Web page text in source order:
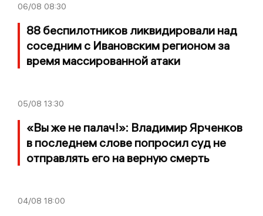
06/08 08:30
88 беспилотников ликвидировали над
соседним с Ивановским регионом за
время массированной атаки
05/08 13:30
«Вы же не палач!»: Владимир Ярченков
в последнем слове попросил суд не
отправлять его на верную смерть
04/08 18:00